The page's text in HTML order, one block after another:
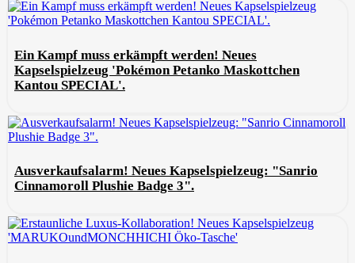
Ein Kampf muss erkämpft werden! Neues
Kapselspielzeug 'Pokémon Petanko Maskottchen
Kantou SPECIAL'.
Ausverkaufsalarm! Neues Kapselspielzeug: "Sanrio
Cinnamoroll Plushie Badge 3".